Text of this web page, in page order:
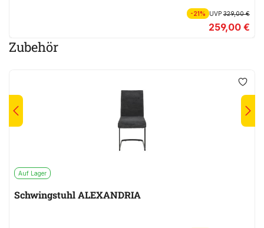
-21% UVP329,00 €
259,00 €
Zubehör
Auf Lager
Schwingstuhl ALEXANDRIA